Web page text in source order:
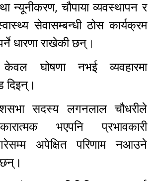
न्यूनीकरण, चौपाया व्यवस्थापन र
सेवासम्बन्धी ठोस कार्यक्रम
धारणा राखेकी छन्।
घोषणा नभई व्यवहारमा
दिइन्।
सदस्य लगनलाल चौधरीले
भएपनि प्रभावकारी
अपेक्षित परिणाम नआउने
छन्।